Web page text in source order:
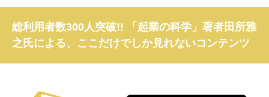
総利用者数300人突破!! 「起業の科学」著者田所雅
之氏による、ここだけでしか見れないコンテンツ